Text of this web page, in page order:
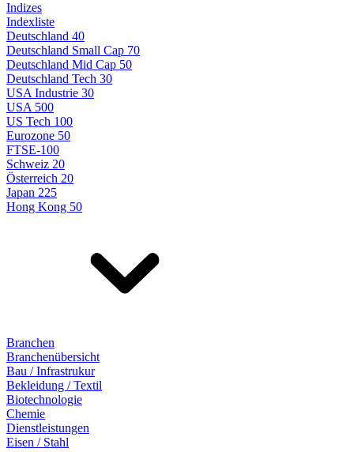
Indizes
Indexliste
Deutschland 40
Deutschland Small Cap 70
Deutschland Mid Cap 50
Deutschland Tech 30
USA Industrie 30
USA 500
US Tech 100
Eurozone 50
FTSE-100
Schweiz 20
Österreich 20
Japan 225
Hong Kong 50
Branchen
Branchenübersicht
Bau / Infrastrukur
Bekleidung / Textil
Biotechnologie
Chemie
Dienstleistungen
Eisen / Stahl